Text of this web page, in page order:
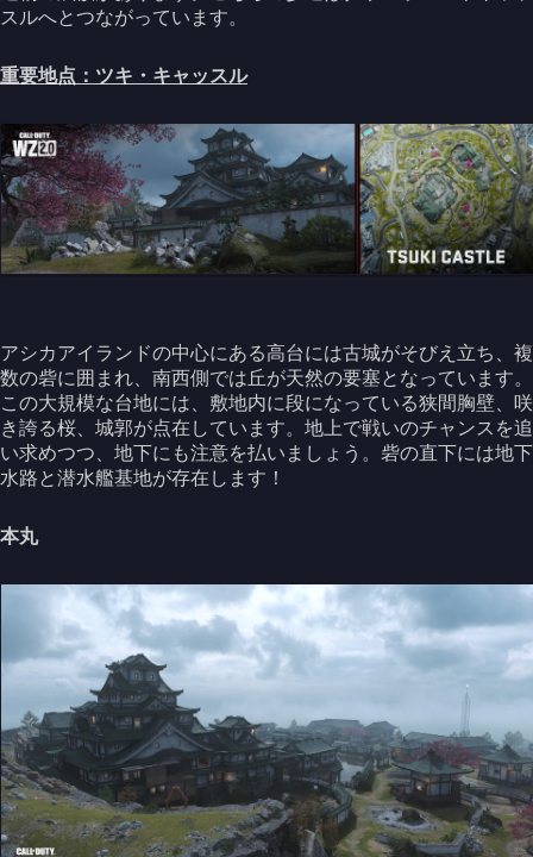
スルへとつながっています。
重要地点：ツキ・キャッスル
アシカアイランドの中心にある高台には古城がそびえ立ち、複
数の砦に囲まれ、南西側では丘が天然の要塞となっています。
この大規模な台地には、敷地内に段になっている狭間胸壁、咲
き誇る桜、城郭が点在しています。地上で戦いのチャンスを追
い求めつつ、地下にも注意を払いましょう。砦の直下には地下
水路と潜水艦基地が存在します！
本丸